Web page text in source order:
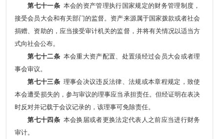
第七十一条本会的资产管理执行国家规定的财务管理制度，
接受会员大会和有关部门的监督。资产来源属于国家拨款或者社会
捐赠、资助的，应当接受审计机关的监督，并将有关情况以适当方
式向社会公布。
第七十二条本会重大资产配置、处置须经过会员大会或者理
事会审议。
第七十三条理事会决议违反法律、法规或本章程规定，致使
本会遭受损失的，参与审议的理事应当承担责任。但经证明在表决
时反对并记载于会议记录的，该理事可免除责任。
第七十四条本会换届或者更换法定代表人之前应当进行财务
审计。